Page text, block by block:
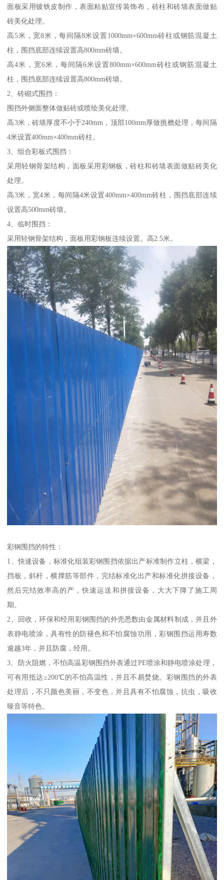
面板采用镀铁皮制作，表面粘贴宣传装饰布，砖柱和砖墙表面做贴
砖美化处理。
高5米，宽8米，每间隔8米设置1000mm×600mm砖柱或钢筋混凝土
柱，围挡底部连续设置高800mm砖墙。
高4米，宽6米，每间隔6米设置800mm×600mm砖柱或钢筋混凝土
柱，围挡底部连续设置高800mm砖墙。
2、砖砌式围挡：
围挡外侧面整体做贴砖或喷绘美化处理。
高3米，砖墙厚度不小于240mm，顶部100mm厚做挑檐处理，每间隔
4米设置400mm×400mm砖柱。
3、组合彩板式围挡：
采用轻钢骨架结构，面板采用彩钢板，砖柱和砖墙表面做贴砖美化
处理。
高3米，宽4米，每间隔4米设置400mm×400mm砖柱，围挡底部连续
设置高500mm砖墙。
4、临时围挡：
采用轻钢骨架结构，面板用彩钢板连续设置。高2.5米。
彩钢围挡的特性：
1、快速设备，标准化组装彩钢围挡依据出产标准制作立柱，横梁，
挡板，斜杆，横撑筋等部件，完结标准化出产和标准化拼接设备，
然后完结效率高的产，快速运送和拼接设备，大大下降了施工周
期。
2、回收，环保和经用彩钢围挡的外壳悉数由金属材料制成，并且外
表静电喷涂，具有性的防褪色和不怕腐蚀功用，彩钢围挡运用寿数
逾越3年，并且防腐，经用。
3、防火阻燃，不怕高温彩钢围挡外表通过PE喷涂和静电喷涂处理，
可有用抵达≥200℃的不怕高温性，并且不易焚烧。彩钢围挡的外表
处理后，不只颜色美丽，不变色，并且具有不怕腐蚀，抗虫，吸收
噪音等特色。